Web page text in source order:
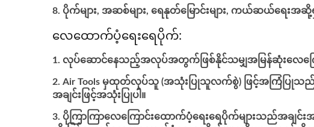
ပိုက်များ, အဆစ်များ, ရေနုတ်မြောင်းများ, ကယ်ဆယ်ရေးအ
လေထောက်ပံ့ရေးရေပိုက်:
လုပ်ဆောင်နေသည့်အလုပ်အတွက်ဖြစ်နိုင်သမျှအမြန်ဆုံးလေကြော
Air Tools မှထုတ်လုပ်သူ (အသုံးပြုသူလက်စွဲ) ဖြင့်အကြံပြုသည်အတို
အချင်းဖြင့်အသုံးပြုပါ။
ပိုကြာကြာလေကြောင်းထောက်ပံ့ရေးရေပိုက်များသည်အခ